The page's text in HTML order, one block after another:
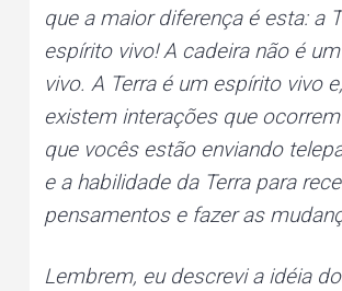
que a maior diferença é esta: a
espírito vivo! A cadeira não é
vivo. A Terra é um espírito vivo
existem interações que
que vocês estão enviando
e a habilidade da Terra para
pensamentos e fazer as
Lembrem, eu descrevi a idéia